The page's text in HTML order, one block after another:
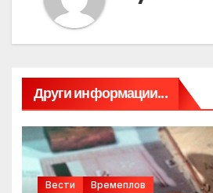
Други информации...
Вести Времеплов